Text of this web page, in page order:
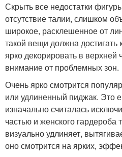
Скрыть все недостатки
отсутствие талии, слишком
широкое, расклешенное от
такой вещи должна
ярко декорировать в верхней
внимание от проблемных зон.
Очень ярко смотрится
или удлиненный пиджак. Это
изначально считалась
частью и женского гардероба
визуально удлиняет,
оно смотрится на ярких,